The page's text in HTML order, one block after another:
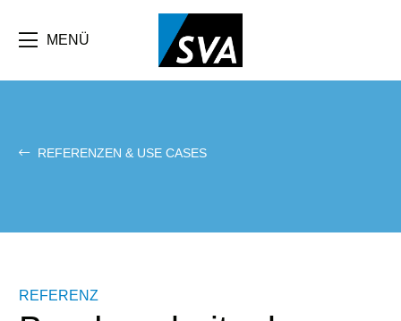
Inhalt
MENÜ
REFERENZEN & USE CASES
REFERENZ